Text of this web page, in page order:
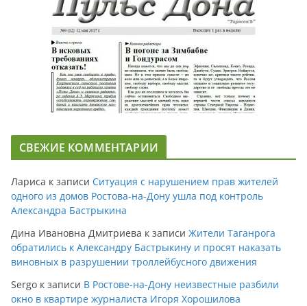
СВЕЖИЕ КОММЕНТАРИИ
Лариса к записи Ситуация с нарушением прав жителей
одного из домов Ростова-на-Дону ушла под контроль
Александра Бастрыкина
Дина Ивановна Дмитриева к записи Жители Таганрога
обратились к Александру Бастрыкину и просят наказать
виновных в разрушении троллейбусного движения
Sergo к записи В Ростове-на-Дону неизвестные разбили
окно в квартире журналиста Игоря Хорошилова